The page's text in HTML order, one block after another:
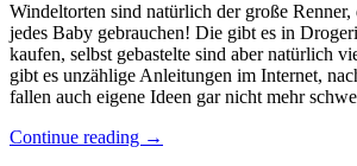
Windeltorten sind natürlich der große
jedes Baby gebrauchen! Die gibt es in
kaufen, selbst gebastelte sind aber natürlich
gibt es unzählige Anleitungen im Internet,
fallen auch eigene Ideen gar nicht mehr
Continue reading →